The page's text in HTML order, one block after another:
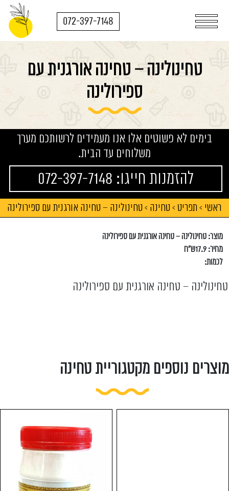
072-397-7148
טחינולינה – טחינה אורגנית עם
ספירולינה
בימים לא פשוטים אלו אנו מעמידים לרשותכם מערך
משלוחים עד הבית.
להזמנות חייגו: 072-397-7148
ראשי > תפריט > טחינה > טחינולינה – טחינה אורגנית עם ספירולינה
מוצר: טחינולינה – טחינה אורגנית עם ספירולינה
מחיר: 17.9ש"ח
לכמות:
טחינולינה – טחינה אורגנית עם ספירולינה
מוצרים נוספים מקטגוריית טחינה